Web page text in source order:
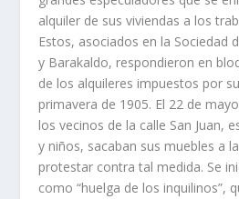
alquiler de sus viviendas a los
Estos, asociados en la Sociedad
y Barakaldo, respondieron en
de los alquileres impuestos por
primavera de 1905. El 22 de
los vecinos de la calle San Juan,
y niños, sacaban sus muebles a
protestar contra tal medida. Se
como “huelga de los inquilinos”,